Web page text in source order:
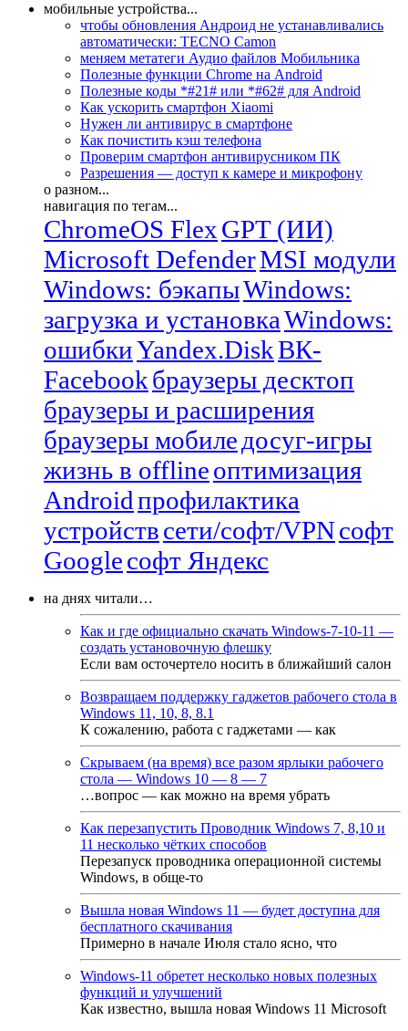
мобильные устройства...
чтобы обновления Андроид не устанавливались
автоматически: TECNO Camon
меняем метатеги Аудио файлов Мобильника
Полезные функции Chrome на Android
Полезные коды *#21# или *#62# для Android
Как ускорить смартфон Xiaomi
Нужен ли антивирус в смартфоне
Как почистить кэш телефона
Проверим смартфон антивирусником ПК
Разрешения — доступ к камере и микрофону
о разном...
навигация по тегам...
ChromeOS FlexGPT (ИИ)
Microsoft DefenderMSI модули
Windows: бэкапыWindows:
загрузка и установкаWindows:
ошибкиYandex.DiskВК-
Facebookбраузеры десктоп
браузеры и расширения
браузеры мобиле досуг-игры
жизнь в offlineоптимизация
Androidпрофилактика
устройствсети/софт/VPNсофт
Googleсофт Яндекс
на днях читали…
Как и где официально скачать Windows-7-10-11 —
создать установочную флешку
Если вам осточертело носить в ближайший салон
Возвращаем поддержку гаджетов рабочего стола в
Windows 11, 10, 8, 8.1
К сожалению, работа с гаджетами — как
Скрываем (на время) все разом ярлыки рабочего
стола — Windows 10 — 8 — 7
…вопрос — как можно на время убрать
Как перезапустить Проводник Windows 7, 8,10 и
11 несколько чётких способов
Перезапуск проводника операционной системы
Windows, в обще-то
Вышла новая Windows 11 — будет доступна для
бесплатного скачивания
Примерно в начале Июля стало ясно, что
Windows-11 обретет несколько новых полезных
функций и улучшений
Как известно, вышла новая Windows 11 Microsoft